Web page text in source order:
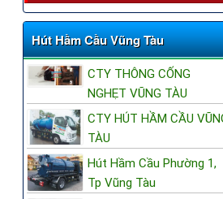
Hút Hầm Cầu Vũng Tàu
CTY THÔNG CỐNG
NGHẸT VŨNG TÀU
CTY HÚT HẦM CẦU
TÀU
Hút Hầm Cầu Phường 1,
Tp Vũng Tàu